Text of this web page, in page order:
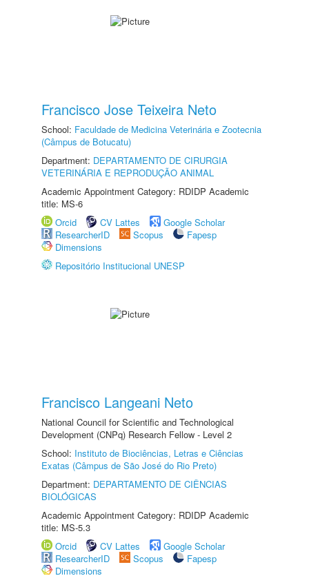
Francisco Jose Teixeira Neto
School: Faculdade de Medicina Veterinária e Zootecnia
(Câmpus de Botucatu)
Department: DEPARTAMENTO DE CIRURGIA
VETERINÁRIA E REPRODUÇÃO ANIMAL
Academic Appointment Category: RDIDP Academic
title: MS-6
Orcid
CV Lattes
Google Scholar
ResearcherID
Scopus
Fapesp
Dimensions
Repositório Institucional UNESP
Francisco Langeani Neto
National Council for Scientific and Technological
Development (CNPq) Research Fellow - Level 2
School: Instituto de Biociências, Letras e Ciências
Exatas (Câmpus de São José do Rio Preto)
Department: DEPARTAMENTO DE CIÊNCIAS
BIOLÓGICAS
Academic Appointment Category: RDIDP Academic
title: MS-5.3
Orcid
CV Lattes
Google Scholar
ResearcherID
Scopus
Fapesp
Dimensions